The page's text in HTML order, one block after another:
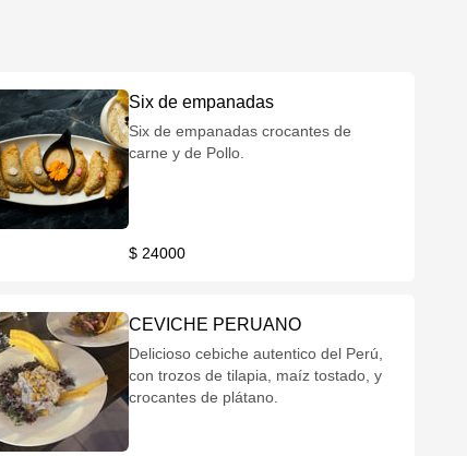
Six de empanadas
Six de empanadas crocantes de
carne y de Pollo.
$ 24000
CEVICHE PERUANO
Delicioso cebiche autentico del Perú,
con trozos de tilapia, maíz tostado, y
crocantes de plátano.